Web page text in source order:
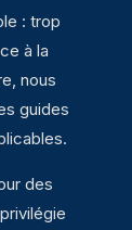
: trop
à la
nous
guides
des